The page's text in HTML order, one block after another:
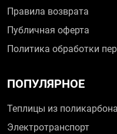
Правила возврата
Публичная оферта
Политика обработки
ПОПУЛЯРНОЕ
Теплицы из
Электротранспорт